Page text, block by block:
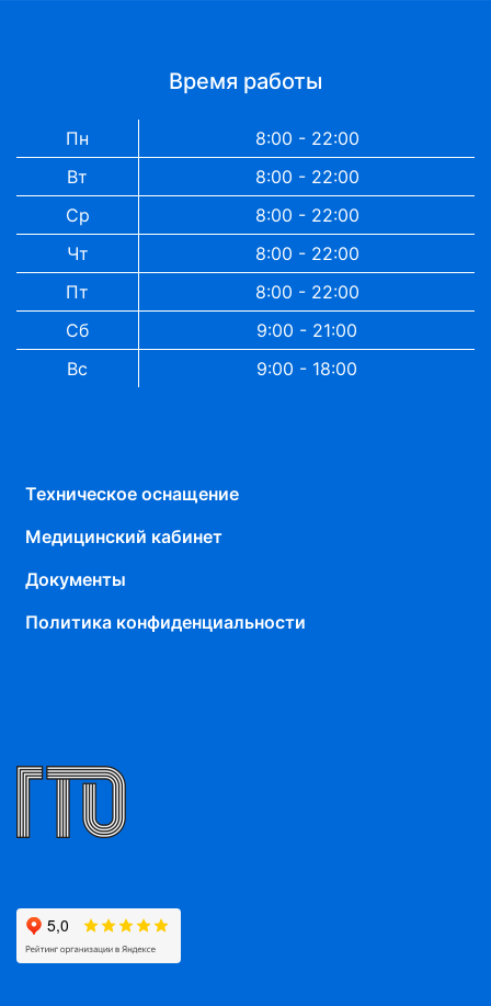
Время работы
Пн
8:00 - 22:00
Вт
8:00 - 22:00
Ср
8:00 - 22:00
Чт
8:00 - 22:00
Пт
8:00 - 22:00
Сб
9:00 - 21:00
Вс
9:00 - 18:00
Техническое оснащение
Медицинский кабинет
Документы
Политика конфиденциальности